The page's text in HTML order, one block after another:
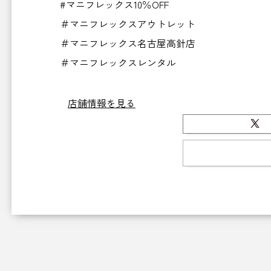
#マニフレックス10％OFF
＃マニフレックスアウトレット
＃マニフレックス名古屋高針店
＃マニフレックスレンタル
店舗情報を見る